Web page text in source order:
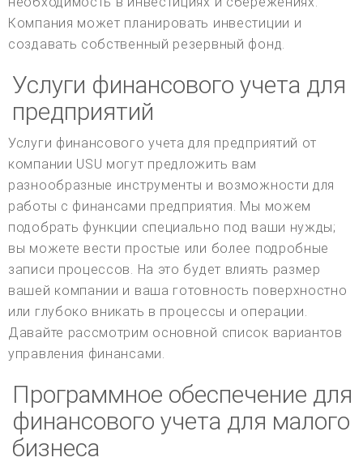
Компания может планировать инвестиции и
создавать собственный резервный фонд.
Услуги финансового учета для
предприятий
Услуги финансового учета для предприятий от
компании USU могут предложить вам
разнообразные инструменты и возможности для
работы с финансами предприятия. Мы можем
подобрать функции специально под ваши нужды;
вы можете вести простые или более подробные
записи процессов. На это будет влиять размер
вашей компании и ваша готовность поверхностно
или глубоко вникать в процессы и операции.
Давайте рассмотрим основной список вариантов
управления финансами.
Программное обеспечение для
финансового учета для малого
бизнеса